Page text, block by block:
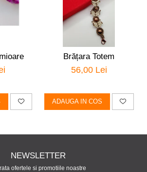
Brățara Totem
56,00 Lei
ADAUGA IN COS
NEWSLETTER
ofertele si promotiile noastre